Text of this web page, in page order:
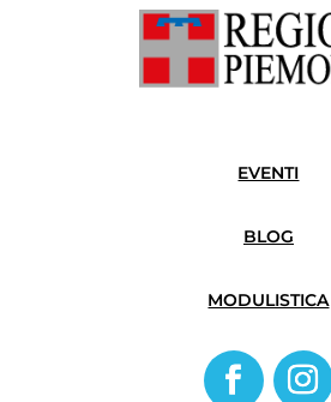
EVENTI
BLOG
MODULISTICA